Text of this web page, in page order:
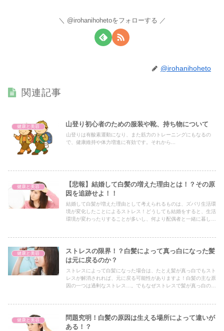
@irohanihohetoをフォローする
@irohanihoheto
関連記事
健康と美容 山登り初心者のための服装や靴、持ち物について
山登りは有酸素運動になり、また筋力のトレーニングにもなるの
で、健康維持や体力増進に有効です。それから...
健康と美容
【悲報】結婚して白髪の増えた理由とは！？その原
因を追跡せよ！！
結婚して白髪が増えた理由として考えられるものは、ズバリ生活環
境が変化したことによるストレス！どうしても結婚をすると、生活
環境が変わったりすることが多いし、何より配偶者と一緒に暮して
健康と美容
ストレスの限界！？白髪によって真っ白になった髪
は元に戻るのか？
ストレスによって白髪になった場合は、たとえ髪が真っ白でもスト
レスが解消されれば、元に戻る可能性がありますよ！白髪の主な原
因の一つは過剰なストレス…。でもなぜストレスで髪が真っ白の白
健康と美容
問題究明！白髪の原因は生える場所によって違いが
ある！？